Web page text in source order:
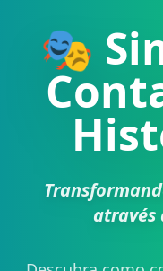
🎭
através